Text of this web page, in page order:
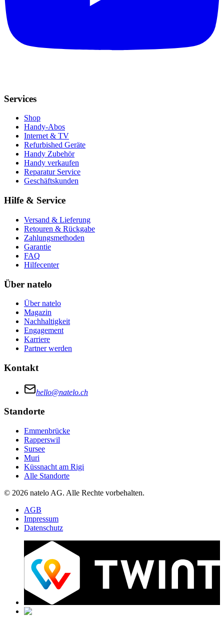
Services
Shop
Handy-Abos
Internet & TV
Refurbished Geräte
Handy Zubehör
Handy verkaufen
Reparatur Service
Geschäftskunden
Hilfe & Service
Versand & Lieferung
Retouren & Rückgabe
Zahlungsmethoden
Garantie
FAQ
Hilfecenter
Über natelo
Über natelo
Magazin
Nachhaltigkeit
Engagement
Karriere
Partner werden
Kontakt
hello@natelo.ch
Standorte
Emmenbrücke
Rapperswil
Sursee
Muri
Küssnacht am Rigi
Alle Standorte
© 2026 natelo AG. Alle Rechte vorbehalten.
AGB
Impressum
Datenschutz